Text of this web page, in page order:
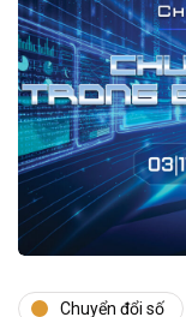
Chuyển đổi số